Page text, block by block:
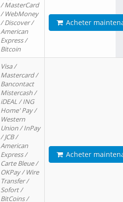
/ MasterCard
/ WebMoney
/ Discover /
American
Express /
Bitcoin
Acheter
Visa /
Mastercard /
Bancontact
Mistercash /
iDEAL / ING
Home' Pay /
Western
Union / InPay
/ JCB /
American
Express /
Carte Bleue /
OKPay / Wire
Transfer /
Sofort /
BitCoins /
Acheter